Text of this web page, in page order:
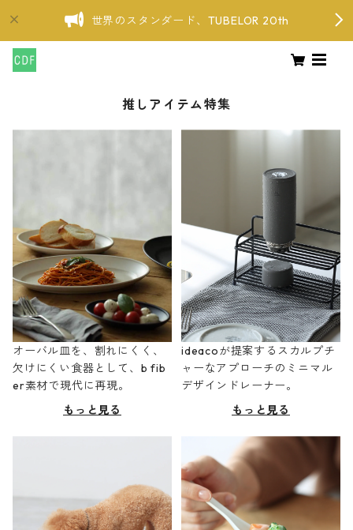
世界のスタンダード、TUBELOR 20th
推しアイテム特集
オーバル皿を、割れにくく、
欠けにくい食器として、b fib
er素材で現代に再現。
もっと見る
ideacoが提案するスカルプチ
ャーなアプローチのミニマル
デザインドレーナー。
もっと見る